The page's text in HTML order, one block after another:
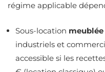
régime applicable
Sous-location meublée
industriels et
accessible si les